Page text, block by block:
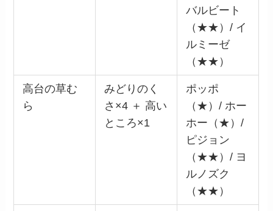
バルビート
（★★）/ イ
ルミーゼ
（★★）
高台の草む
ら
みどりのく
さ×4 ＋ 高い
ところ×1
ポッポ
（★）/ ホー
ホー（★）/
ピジョン
（★★）/ ヨ
ルノズク
（★★）